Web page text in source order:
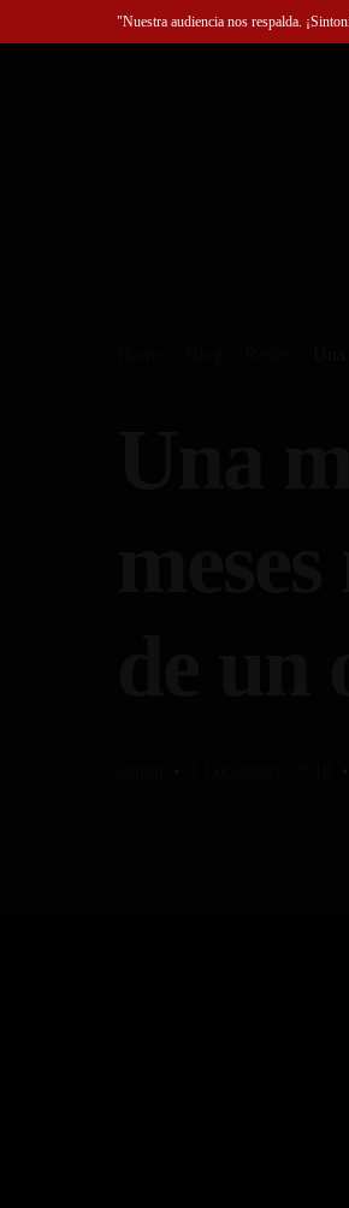
"Nuestra audiencia nos respalda.